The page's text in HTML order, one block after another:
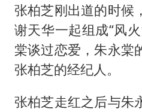
张柏芝刚出道的时候
谢天华一起组成“风
棠谈过恋爱，朱永棠
张柏芝的经纪人。
张柏芝走红之后与朱